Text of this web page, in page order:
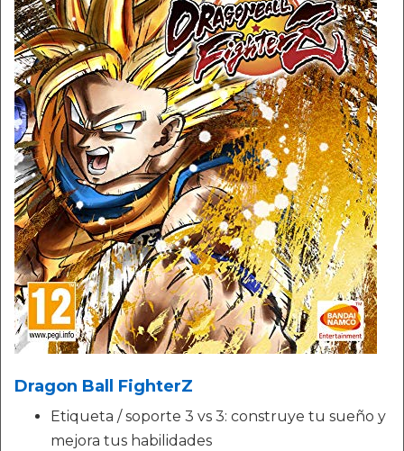
Dragon Ball FighterZ
Etiqueta / soporte 3 vs 3: construye tu sueño y
mejora tus habilidades